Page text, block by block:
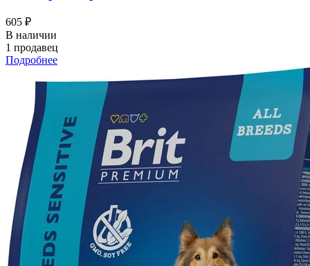
605 ₽
В наличии
1 продавец
Подробнее